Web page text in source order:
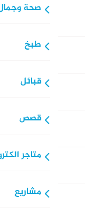
صحة
طبخ
قبائل
قصص
متاجر
مشاريع